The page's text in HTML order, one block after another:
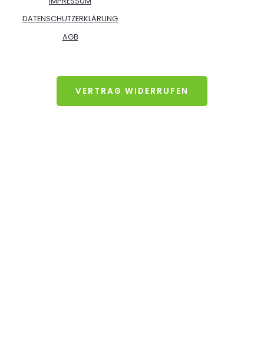
DATENSCHUTZERKLÄRUNG
AGB
VERTRAG WIDERRUFEN